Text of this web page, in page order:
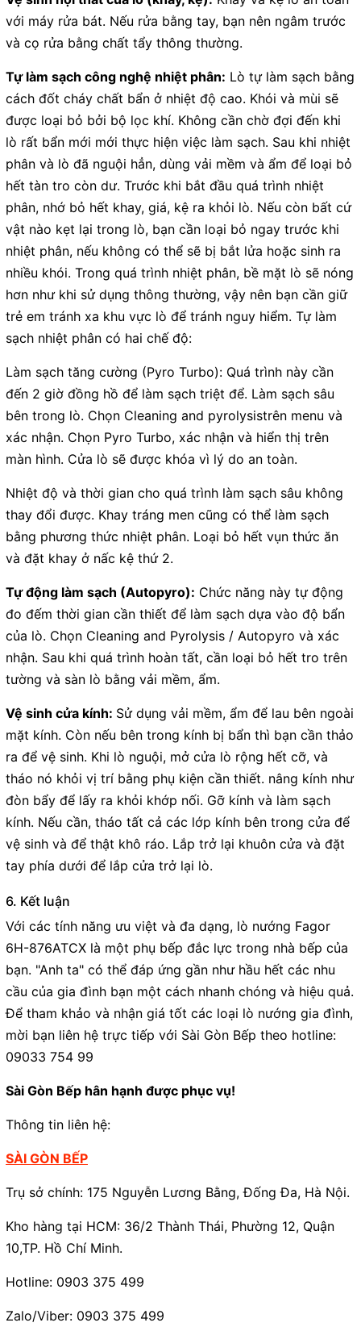
với máy rửa bát. Nếu rửa bằng tay, bạn nên ngâm trước
và cọ rửa bằng chất tẩy thông thường.
Tự làm sạch công nghệ nhiệt phân: Lò tự làm sạch bằng
cách đốt cháy chất bẩn ở nhiệt độ cao. Khói và mùi sẽ
được loại bỏ bởi bộ lọc khí. Không cần chờ đợi đến khi
lò rất bẩn mới mới thực hiện việc làm sạch. Sau khi nhiệt
phân và lò đã nguội hẳn, dùng vải mềm và ẩm để loại bỏ
hết tàn tro còn dư. Trước khi bắt đầu quá trình nhiệt
phân, nhớ bỏ hết khay, giá, kệ ra khỏi lò. Nếu còn bất cứ
vật nào kẹt lại trong lò, bạn cần loại bỏ ngay trước khi
nhiệt phân, nếu không có thể sẽ bị bắt lửa hoặc sinh ra
nhiều khói. Trong quá trình nhiệt phân, bề mặt lò sẽ nóng
hơn như khi sử dụng thông thường, vậy nên bạn cần giữ
trẻ em tránh xa khu vực lò để tránh nguy hiểm. Tự làm
sạch nhiệt phân có hai chế độ:
Làm sạch tăng cường (Pyro Turbo): Quá trình này cần
đến 2 giờ đồng hồ để làm sạch triệt để. Làm sạch sâu
bên trong lò. Chọn Cleaning and pyrolysistrên menu và
xác nhận. Chọn Pyro Turbo, xác nhận và hiển thị trên
màn hình. Cửa lò sẽ được khóa vì lý do an toàn.
Nhiệt độ và thời gian cho quá trình làm sạch sâu không
thay đổi được. Khay tráng men cũng có thể làm sạch
bằng phương thức nhiệt phân. Loại bỏ hết vụn thức ăn
và đặt khay ở nấc kệ thứ 2.
Tự động làm sạch (Autopyro): Chức năng này tự động
đo đếm thời gian cần thiết để làm sạch dựa vào độ bẩn
của lò. Chọn Cleaning and Pyrolysis / Autopyro và xác
nhận. Sau khi quá trình hoàn tất, cần loại bỏ hết tro trên
tường và sàn lò bằng vải mềm, ẩm.
Vệ sinh cửa kính: Sử dụng vải mềm, ẩm để lau bên ngoài
mặt kính. Còn nếu bên trong kính bị bẩn thì bạn cần thảo
ra để vệ sinh. Khi lò nguội, mở cửa lò rộng hết cỡ, và
tháo nó khỏi vị trí bằng phụ kiện cần thiết. nâng kính như
đòn bẩy để lấy ra khỏi khớp nối. Gỡ kính và làm sạch
kính. Nếu cần, tháo tất cả các lớp kính bên trong cửa để
vệ sinh và để thật khô ráo. Lắp trở lại khuôn cửa và đặt
tay phía dưới để lắp cửa trở lại lò.
6. Kết luận
Với các tính năng ưu việt và đa dạng, lò nướng Fagor
6H-876ATCX là một phụ bếp đắc lực trong nhà bếp của
bạn. "Anh ta" có thể đáp ứng gần như hầu hết các nhu
cầu của gia đình bạn một cách nhanh chóng và hiệu quả.
Để tham khảo và nhận giá tốt các loại lò nướng gia đình,
mời bạn liên hệ trực tiếp với Sài Gòn Bếp theo hotline:
09033 754 99
Sài Gòn Bếp hân hạnh được phục vụ!
Thông tin liên hệ:
SÀI GÒN BẾP
Trụ sở chính: 175 Nguyễn Lương Bằng, Đống Đa, Hà Nội.
Kho hàng tại HCM: 36/2 Thành Thái, Phường 12, Quận
10,TP. Hồ Chí Minh.
Hotline: 0903 375 499
Zalo/Viber: 0903 375 499